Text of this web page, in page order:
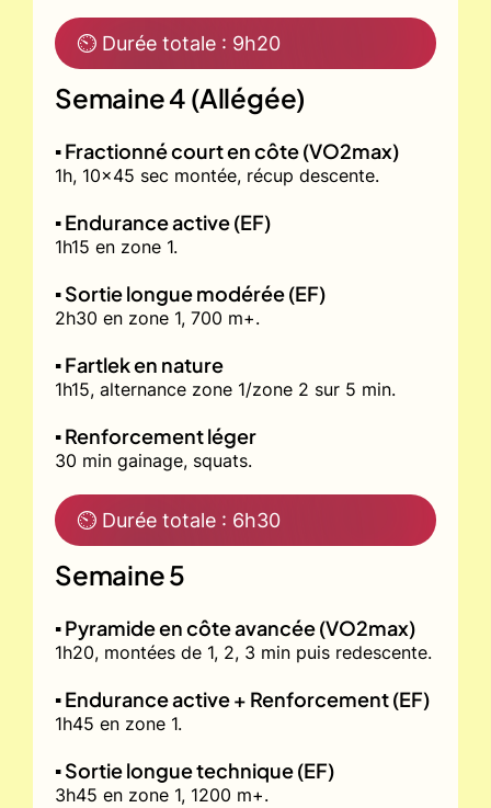
⏲ Durée totale : 9h20
Semaine 4 (Allégée)
▪️ Fractionné court en côte (VO2max)
1h, 10x45 sec montée, récup descente.
▪️ Endurance active (EF)
1h15 en zone 1.
▪️ Sortie longue modérée (EF)
2h30 en zone 1, 700 m+.
▪️ Fartlek en nature
1h15, alternance zone 1/zone 2 sur 5 min.
▪️ Renforcement léger
30 min gainage, squats.
⏲ Durée totale : 6h30
Semaine 5
▪️ Pyramide en côte avancée (VO2max)
1h20, montées de 1, 2, 3 min puis redescente.
▪️ Endurance active + Renforcement (EF)
1h45 en zone 1.
▪️ Sortie longue technique (EF)
3h45 en zone 1, 1200 m+.